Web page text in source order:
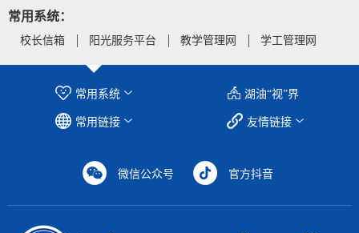
常用系统：
校长信箱 阳光服务平台 教学管理网 学工管理网
湖油“视”界
常用系统
友情链接
常用链接
微信公众号 官方抖音